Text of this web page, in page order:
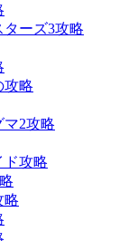
ターズ3攻略
攻略
マ2攻略
ド攻略
略